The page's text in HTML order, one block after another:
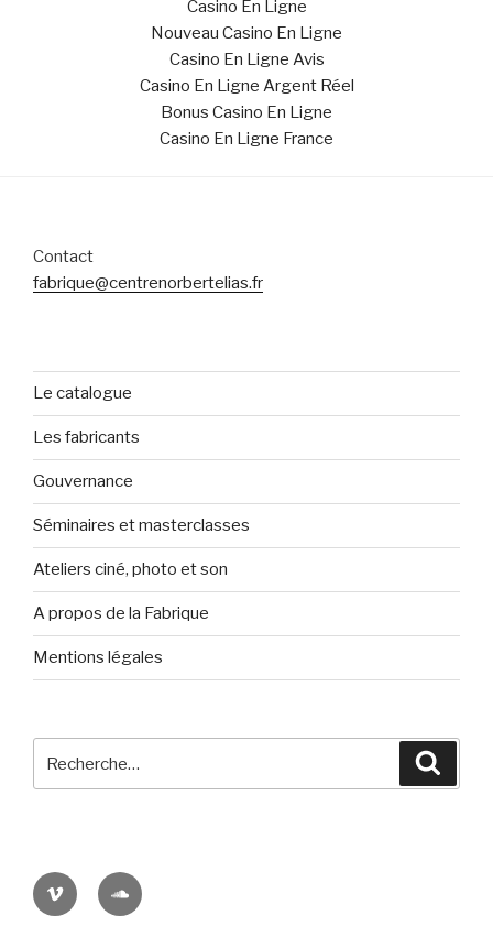
Casino En Ligne
Nouveau Casino En Ligne
Casino En Ligne Avis
Casino En Ligne Argent Réel
Bonus Casino En Ligne
Casino En Ligne France
Contact
fabrique@centrenorbertelias.fr
Le catalogue
Les fabricants
Gouvernance
Séminaires et masterclasses
Ateliers ciné, photo et son
A propos de la Fabrique
Mentions légales
pour
Viméo Soundcloud